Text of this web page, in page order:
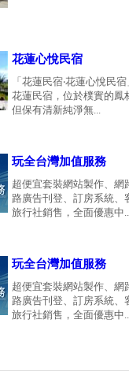
花蓮心悅民宿
「花蓮民宿‧花蓮心悅民
花蓮民宿，位於樸實的鳳
但保有清新純淨無...
玩全台灣加值服務
超便宜套裝網站製作、網
路廣告刊登、訂房系統、
旅行社銷售，全面優惠中
玩全台灣加值服務
超便宜套裝網站製作、網
路廣告刊登、訂房系統、
旅行社銷售，全面優惠中